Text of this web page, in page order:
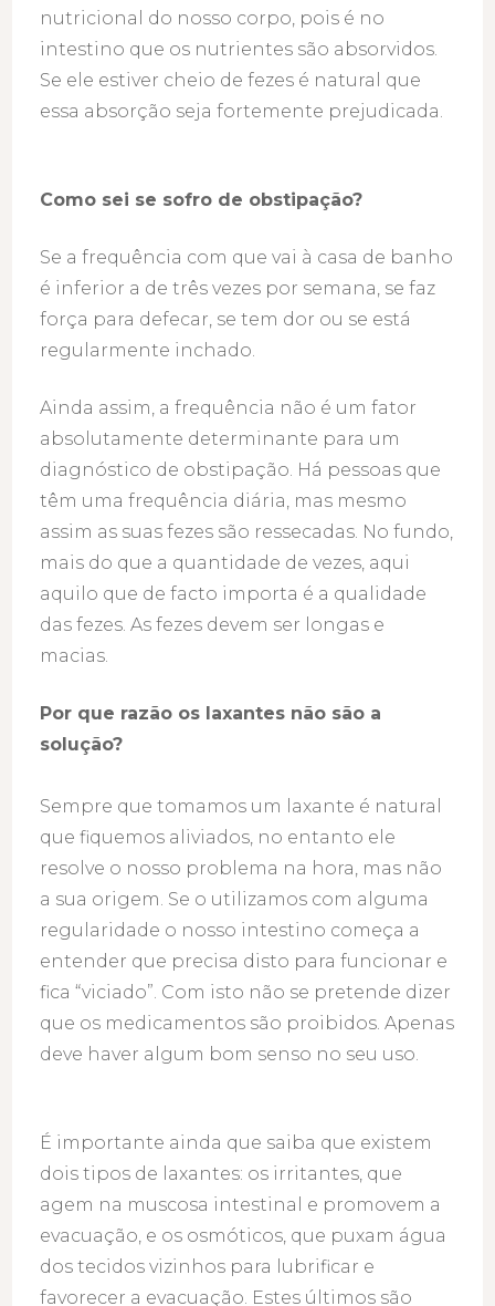
nutricional do nosso corpo, pois é no
intestino que os nutrientes são absorvidos.
Se ele estiver cheio de fezes é natural que
essa absorção seja fortemente prejudicada.
Como sei se sofro de obstipação?
Se a frequência com que vai à casa de banho
é inferior a de três vezes por semana, se faz
força para defecar, se tem dor ou se está
regularmente inchado.
Ainda assim, a frequência não é um fator
absolutamente determinante para um
diagnóstico de obstipação. Há pessoas que
têm uma frequência diária, mas mesmo
assim as suas fezes são ressecadas. No fundo,
mais do que a quantidade de vezes, aqui
aquilo que de facto importa é a qualidade
das fezes. As fezes devem ser longas e
macias.
Por que razão os laxantes não são a
solução?
Sempre que tomamos um laxante é natural
que fiquemos aliviados, no entanto ele
resolve o nosso problema na hora, mas não
a sua origem. Se o utilizamos com alguma
regularidade o nosso intestino começa a
entender que precisa disto para funcionar e
fica “viciado”. Com isto não se pretende dizer
que os medicamentos são proibidos. Apenas
deve haver algum bom senso no seu uso.
É importante ainda que saiba que existem
dois tipos de laxantes: os irritantes, que
agem na muscosa intestinal e promovem a
evacuação, e os osmóticos, que puxam água
dos tecidos vizinhos para lubrificar e
favorecer a evacuação. Estes últimos são